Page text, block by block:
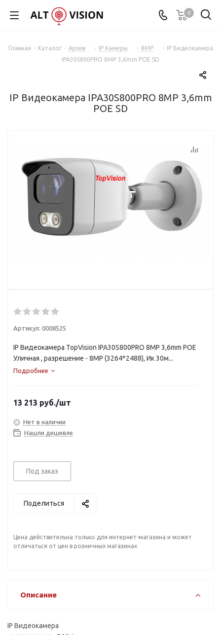
0
Главная - Каталог - Архив - IP Камеры - 8MP - IP Видеокамера
IPA30S800PRO 8MP 3,6mm POE SD
IP Видеокамера IPA30S800PRO 8MP 3,6mm
POE SD
Артикул: 0008525
IP Видеокамера TopVision IPA30S800PRO 8MP 3,6mm POE
Уличная , разрешение - 8MP (3264*2488), Ик 30м...
Подробнее
13 213 руб./шт
Нет в наличии
Нашли дешевле
Под заказ
Поделиться
Цена действительна только для интернет-магазина и может
отличаться от цен в розничных магазинах
Описание
IP Видеокамера